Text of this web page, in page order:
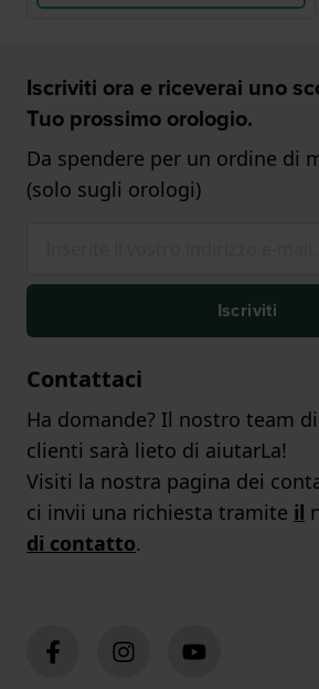
Iscriviti ora e riceverai uno
Tuo prossimo orologio.
Da spendere per un ordine di
(solo sugli orologi)
Iscriviti
Contattaci
Ha domande? Il nostro team
clienti sarà lieto di aiutarLa!
Visiti la nostra pagina dei
ci invii una richiesta tramite il
di contatto.